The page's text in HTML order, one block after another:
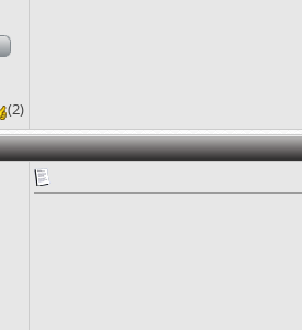
(2)